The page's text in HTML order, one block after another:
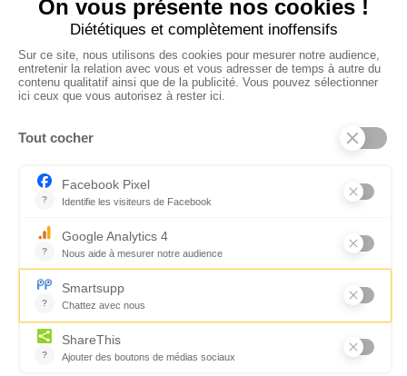
CONTACTEZ-NOUS
Florence Servan-Schreiber © 2026